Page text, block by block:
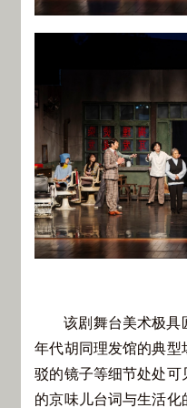
该剧舞台美术极具
年代胡同理发馆的典型
驳的镜子等细节处处可
的京味儿台词与生活